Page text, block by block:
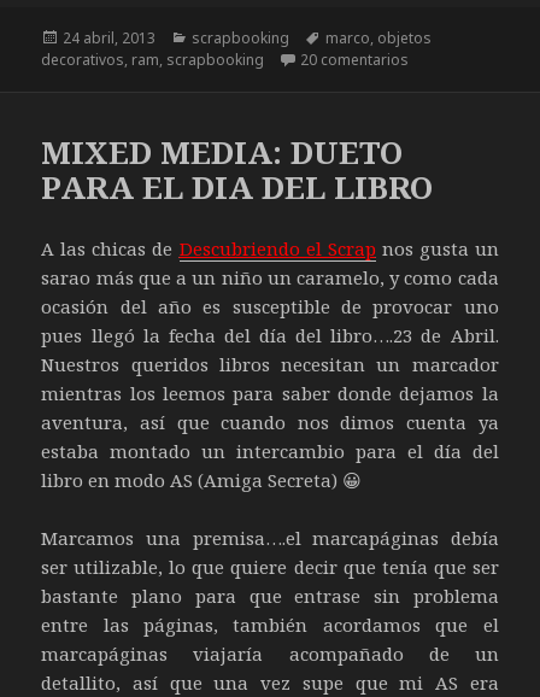
Publicado
el
24 abril, 2013 Categorías
scrapbooking Etiquetas
marco, objetos
decorativos, ram, scrapbooking 20 comentarios
MIXED MEDIA: DUETO
PARA EL DIA DEL LIBRO
A las chicas de Descubriendo el Scrap nos gusta un
sarao más que a un niño un caramelo, y como cada
ocasión del año es susceptible de provocar uno
pues llegó la fecha del día del libro….23 de Abril.
Nuestros queridos libros necesitan un marcador
mientras los leemos para saber donde dejamos la
aventura, así que cuando nos dimos cuenta ya
estaba montado un intercambio para el día del
libro en modo AS (Amiga Secreta) 😀
Marcamos una premisa….el marcapáginas debía
ser utilizable, lo que quiere decir que tenía que ser
bastante plano para que entrase sin problema
entre las páginas, también acordamos que el
marcapáginas viajaría acompañado de un
detallito, así que una vez supe que mi AS era